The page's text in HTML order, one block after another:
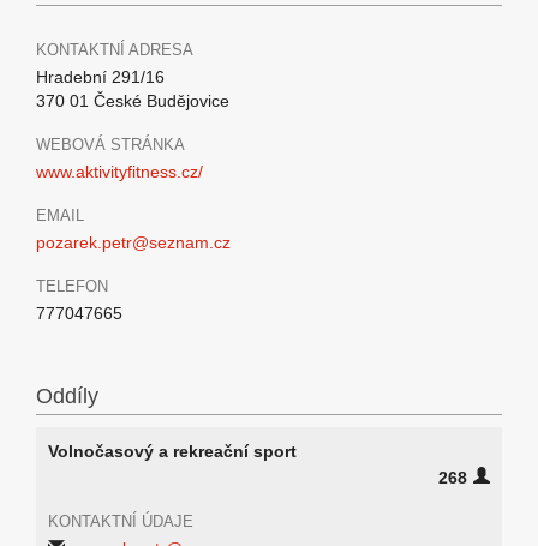
KONTAKTNÍ ADRESA
Hradební 291/16
370 01 České Budějovice
WEBOVÁ STRÁNKA
www.aktivityfitness.cz/
EMAIL
pozarek.petr@seznam.cz
TELEFON
777047665
Oddíly
Volnočasový a rekreační sport
268
KONTAKTNÍ ÚDAJE